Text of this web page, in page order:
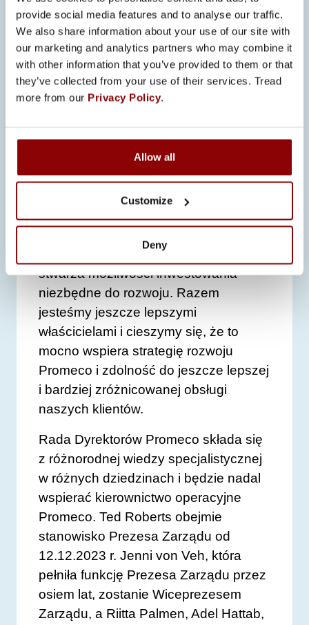
provide social media features and to analyse our traffic.
We also share information about your use of our site with
our marketing and analytics partners who may combine it
with other information that you’ve provided to them or that
they’ve collected from your use of their services. Tread
more from our Privacy Policy.
Allow all
Customize
Deny
Historia Findy sięga początków
biznesu telekomunikacyjnego na
zachodzie Finlandii, który rozpoczął
się w latach 80. XIX wieku. Od 2007
roku Finda działa jako grupa
inwestycyjna z aktywami
Jako właściciele podzielamy te same
wartości i pragnienie
długoterminowego rozwoju Promeco.
Promeco stabilność finansową i
stwarza możliwości inwestowania
niezbędne do rozwoju. Razem
jesteśmy jeszcze lepszymi
właścicielami i cieszymy się, że to
mocno wspiera strategię rozwoju
Promeco i zdolność do jeszcze lepszej
i bardziej zróżnicowanej obsługi
naszych klientów.
Rada Dyrektorów Promeco składa się
z różnorodnej wiedzy specjalistycznej
w różnych dziedzinach i będzie nadal
wspierać kierownictwo operacyjne
Promeco. Ted Roberts obejmie
stanowisko Prezesa Zarządu od
12.12.2023 r. Jenni von Veh, która
pełniła funkcję Prezesa Zarządu przez
osiem lat, zostanie Wiceprezesem
Zarządu, a Riitta Palmen, Adel Hattab,